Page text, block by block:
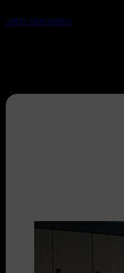
Jetzt anmelden